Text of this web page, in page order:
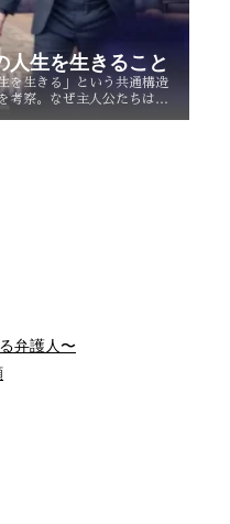
生を生きること
を生きる」という共通構造
考察。なぜ主人公たちは他
弁護人〜